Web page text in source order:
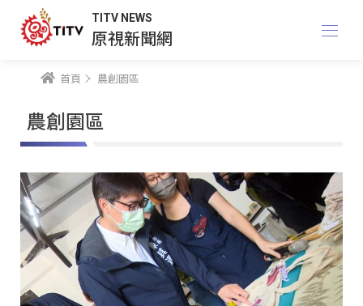
TITV NEWS
原視新聞網
首頁 農創園區
農創園區